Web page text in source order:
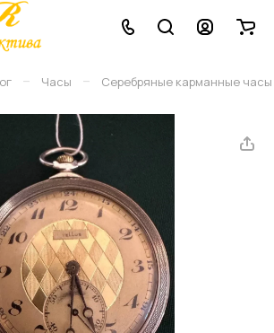
– Часы – Серебряные карманные часы